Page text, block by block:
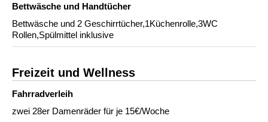
Bettwäsche und Handtücher
Bettwäsche und 2 Geschirrtücher,1Küchenrolle,3WC
Rollen,Spülmittel inklusive
Freizeit und Wellness
Fahrradverleih
zwei 28er Damenräder für je 15€/Woche